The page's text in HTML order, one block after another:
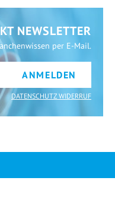
NEWSLETTER
per E-Mail.
ANMELDEN
DATENSCHUTZ WIDERRUF